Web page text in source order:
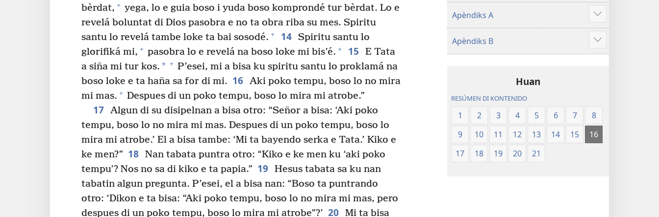
bèrdat, + yega, lo e guia boso i yuda boso komprondé tur bèrdat. Lo e
revelá boluntat di Dios pasobra e no ta obra riba su mes. Spiritu
santu lo revelá tambe loke ta bai sosodé. + 14 Spiritu santu lo
glorifiká mi, + pasobra lo e revelá na boso loke mi bis’é. + 15
E Tata
a siña mi tur kos. * + P’esei, mi a bisa ku spiritu santu lo proklamá na
boso loke e ta haña sa for di mi. 16 Aki poko tempu, boso lo no mira
mi mas. + Despues di un poko tempu, boso lo mira mi atrobe.”
17 Algun di su disipelnan a bisa otro: “Señor a bisa: ‘Aki poko
tempu, boso lo no mira mi mas. Despues di un poko tempu, boso lo
mira mi atrobe.’ El a bisa tambe: ‘Mi ta bayendo serka e Tata.’ Kiko e
ke men?” 18 Nan tabata puntra otro: “Kiko e ke men ku ‘aki poko
tempu’? Nos no sa di kiko e ta papia.” 19 Hesus tabata sa ku nan
tabatin algun pregunta. P’esei, el a bisa nan: “Boso ta puntrando
otro: ‘Dikon e ta bisa: “Aki poko tempu, boso lo no mira mi mas, pero
despues di un poko tempu, boso lo mira mi atrobe”?’ 20 Mi ta bisa
Apèndiks A
Mustra
mas
Apèndiks B
Mustra
mas
Huan
RESÚMEN DI KONTENIDO
1 2 3 4 5 6 7
8
9
10 11 12 13 14 15
16
17
18 19 20 21